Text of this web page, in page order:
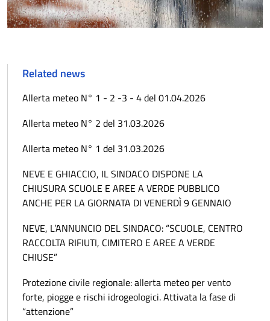
Related news
Allerta meteo N° 1 - 2 -3 - 4 del 01.04.2026
Allerta meteo N° 2 del 31.03.2026
Allerta meteo N° 1 del 31.03.2026
NEVE E GHIACCIO, IL SINDACO DISPONE LA
CHIUSURA SCUOLE E AREE A VERDE PUBBLICO
ANCHE PER LA GIORNATA DI VENERDÌ 9 GENNAIO
NEVE, L’ANNUNCIO DEL SINDACO: “SCUOLE, CENTRO
RACCOLTA RIFIUTI, CIMITERO E AREE A VERDE
CHIUSE”
Protezione civile regionale: allerta meteo per vento
forte, piogge e rischi idrogeologici. Attivata la fase di
“attenzione”